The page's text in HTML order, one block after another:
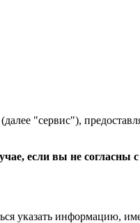
"сервис"),
если вы не
указать информацию,